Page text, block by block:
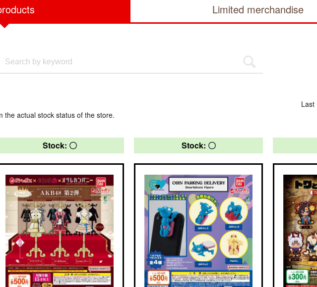
Limited merchandise
the actual stock status of the store.
Last
Stock: 〇 Stock: 〇